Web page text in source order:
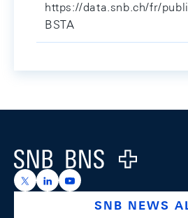
https://data.snb.ch/fr/
BSTA
Logo
https://x.com/snb_bns
https://ch.linkedin.com/
https://
SNB NEWS